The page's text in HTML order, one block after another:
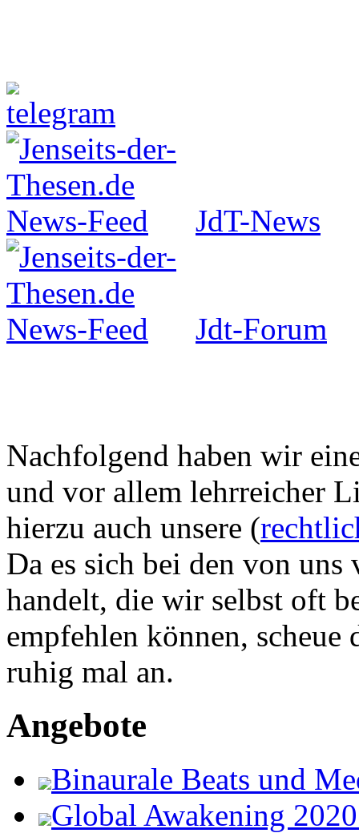
JdT-News
Jdt-Forum
Nachfolgend haben wir
und vor allem lehrreicher
hierzu auch unsere (
Da es sich bei den von
handelt, die wir selbst oft
empfehlen können,
ruhig mal an.
Angebote
Binaurale Beats und
Global Awakening